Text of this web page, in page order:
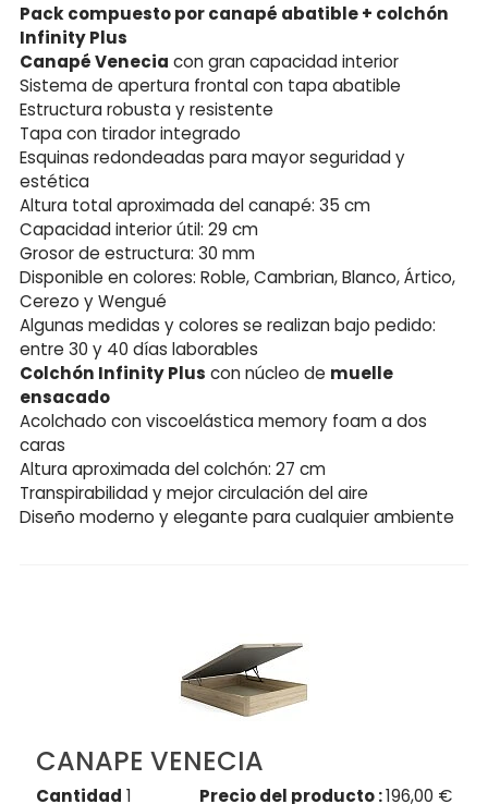
Pack compuesto por canapé abatible + colchón
Infinity Plus
Canapé Venecia con gran capacidad interior
Sistema de apertura frontal con tapa abatible
Estructura robusta y resistente
Tapa con tirador integrado
Esquinas redondeadas para mayor seguridad y
estética
Altura total aproximada del canapé: 35 cm
Capacidad interior útil: 29 cm
Grosor de estructura: 30 mm
Disponible en colores: Roble, Cambrian, Blanco, Ártico,
Cerezo y Wengué
Algunas medidas y colores se realizan bajo pedido:
entre 30 y 40 días laborables
Colchón Infinity Plus con núcleo de muelle
ensacado
Acolchado con viscoelástica memory foam a dos
caras
Altura aproximada del colchón: 27 cm
Transpirabilidad y mejor circulación del aire
Diseño moderno y elegante para cualquier ambiente
CANAPE VENECIA
Cantidad 1 Precio del producto :196,00 €